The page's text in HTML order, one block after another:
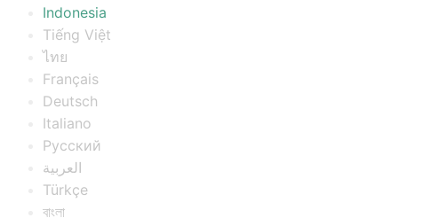
Indonesia
Tiếng Việt
ไทย
Français
Deutsch
Italiano
Русский
العربية
Türkçe
বাংলা